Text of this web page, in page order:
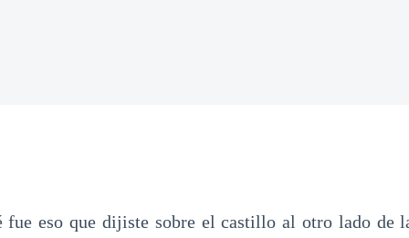
eso que dijiste sobre el castillo al otro lado de